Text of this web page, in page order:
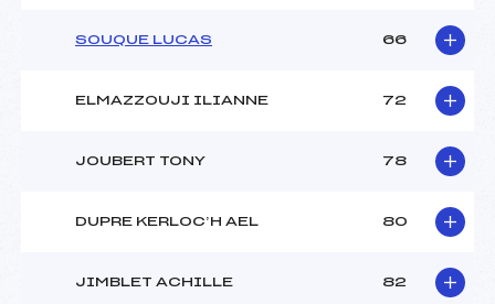
SOUQUE LUCAS 66
ELMAZZOUJI ILIANNE 72
JOUBERT TONY 78
DUPRE KERLOC’H AEL 80
JIMBLET ACHILLE 82